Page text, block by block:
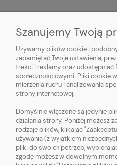
O NAS
OBSŁUGA KLIENTA
POMOC
MOJE KONTO
Szanujemy Twoją
Używamy plików cookie i
zapamiętać Twoje ustawienia,
treści i reklamy oraz udostępniać
społecznościowymi. Pliki cookie
mierzenia ruchu i analizowania
strony internetowej.
Domyślnie włączone są jedynie
działania strony. Poniżej możesz
rodzaje plików, klikając
używania (z wyjątkiem
pliki do swoich potrzeb,
zgodę możesz w dowolnym